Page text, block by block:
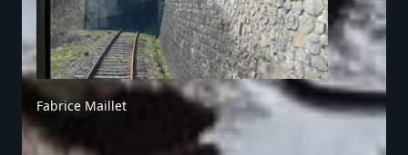
Fabrice Maillet